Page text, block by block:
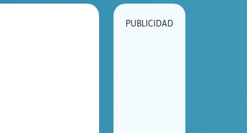
PUBLICIDAD